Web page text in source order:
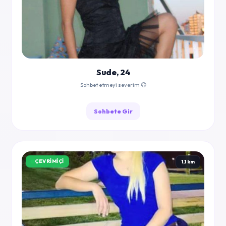
Sude, 24
Sohbet etmeyi severim 😊
Sohbete Gir
ÇEVRIMIÇI 1,1 km